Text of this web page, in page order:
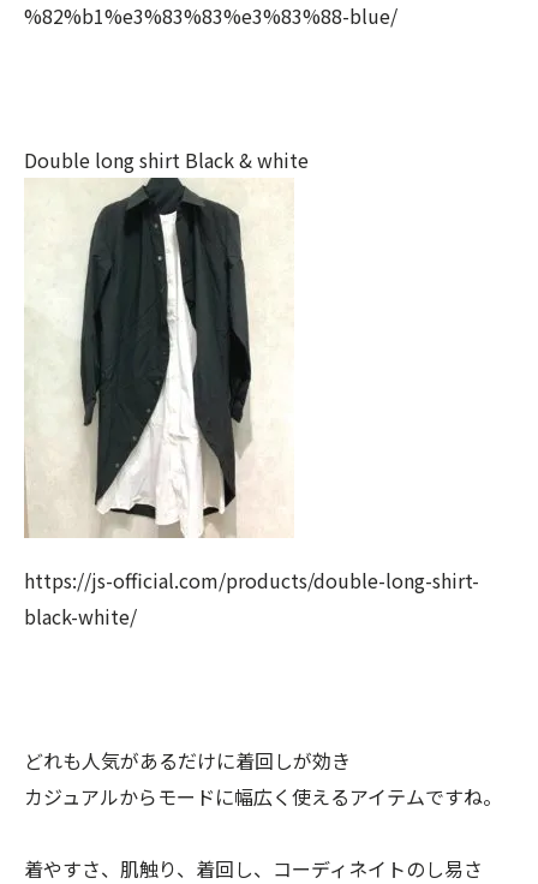
%82%b1%e3%83%83%e3%83%88-blue/
Double long shirt Black & white
https://js-official.com/products/double-long-shirt-
black-white/
どれも人気があるだけに着回しが効き
カジュアルからモードに幅広く使えるアイテムですね。
着やすさ、肌触り、着回し、コーディネイトのし易さ